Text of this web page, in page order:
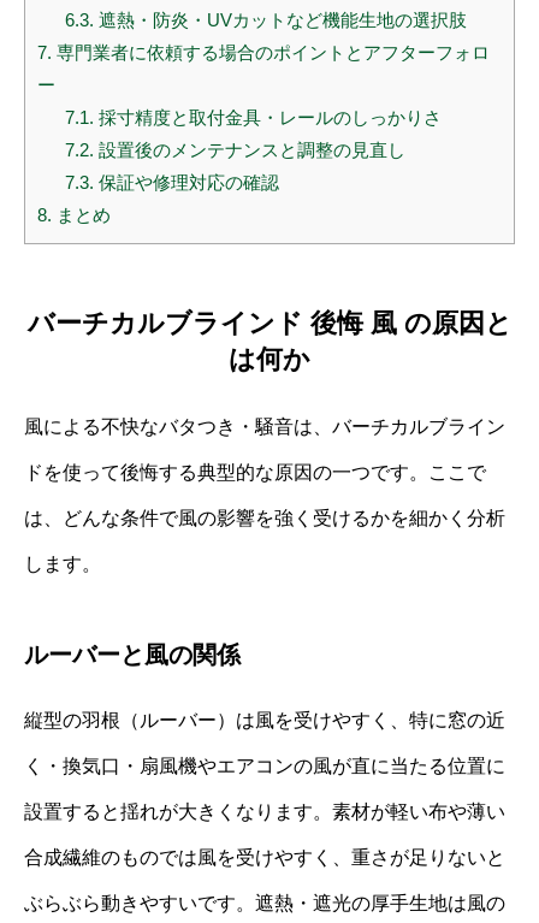
6.3. 遮熱・防炎・UVカットなど機能生地の選択肢
7. 専門業者に依頼する場合のポイントとアフターフォロ
ー
7.1. 採寸精度と取付金具・レールのしっかりさ
7.2. 設置後のメンテナンスと調整の見直し
7.3. 保証や修理対応の確認
8. まとめ
バーチカルブラインド 後悔 風 の原因と
は何か
風による不快なバタつき・騒音は、バーチカルブライン
ドを使って後悔する典型的な原因の一つです。ここで
は、どんな条件で風の影響を強く受けるかを細かく分析
します。
ルーバーと風の関係
縦型の羽根（ルーバー）は風を受けやすく、特に窓の近
く・換気口・扇風機やエアコンの風が直に当たる位置に
設置すると揺れが大きくなります。素材が軽い布や薄い
合成繊維のものでは風を受けやすく、重さが足りないと
ぶらぶら動きやすいです。遮熱・遮光の厚手生地は風の